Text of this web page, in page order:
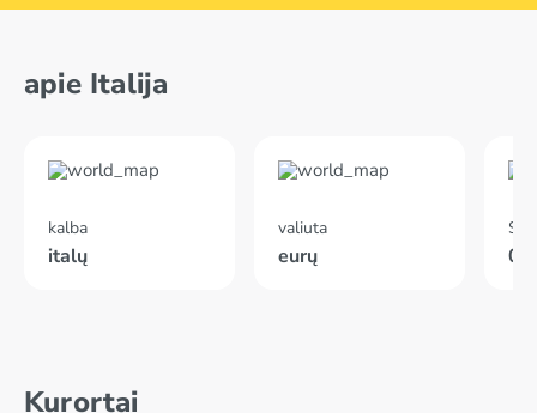
apie Italija
kalba
italų
valiuta
eurų
Kurortai